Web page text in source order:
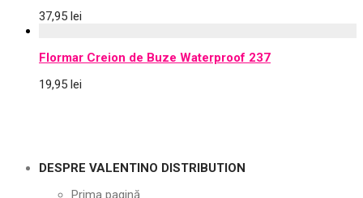
37,95 lei
Flormar Creion de Buze Waterproof 237
19,95 lei
DESPRE VALENTINO DISTRIBUTION
Prima pagină